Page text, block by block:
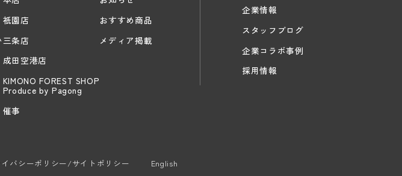
祇園店
三条店
成田空港店
KIMONO FOREST SHOP
Produce by Pagong
催事
おすすめ商品
メディア掲載
企業情報
スタッフブログ
企業コラボ事例
採用情報
イバシーポリシー/サイトポリシー English